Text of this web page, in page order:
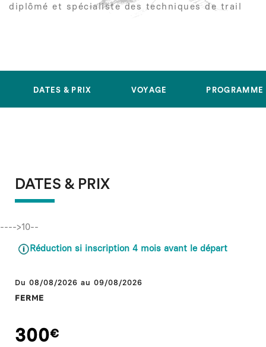
diplômé et spécialiste des techniques de trail
DATES & PRIX VOYAGE PROGRAMME
DATES & PRIX
---->10--
Réduction si inscription 4 mois avant le départ
Du 08/08/2026 au 09/08/2026
300
FERME